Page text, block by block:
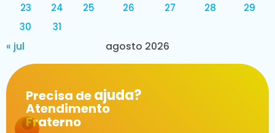
agosto 2026
23
24 25 26 27 28
29
30
31
« jul
Precisa deajuda?
Atendimento
Fraterno